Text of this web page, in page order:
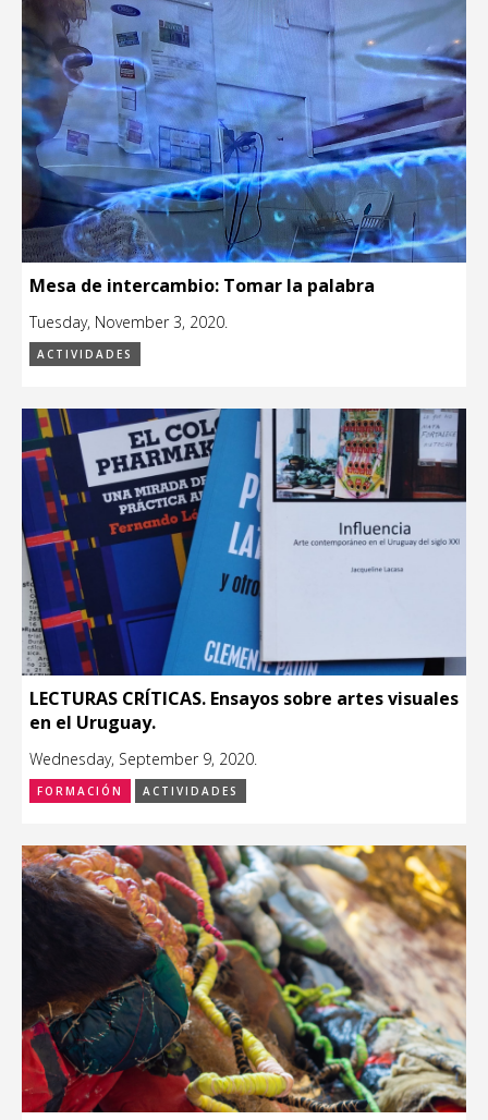
Mesa de intercambio: Tomar la palabra
Tuesday, November 3, 2020.
ACTIVIDADES
LECTURAS CRÍTICAS. Ensayos sobre artes visuales
en el Uruguay.
Wednesday, September 9, 2020.
FORMACIÓN ACTIVIDADES